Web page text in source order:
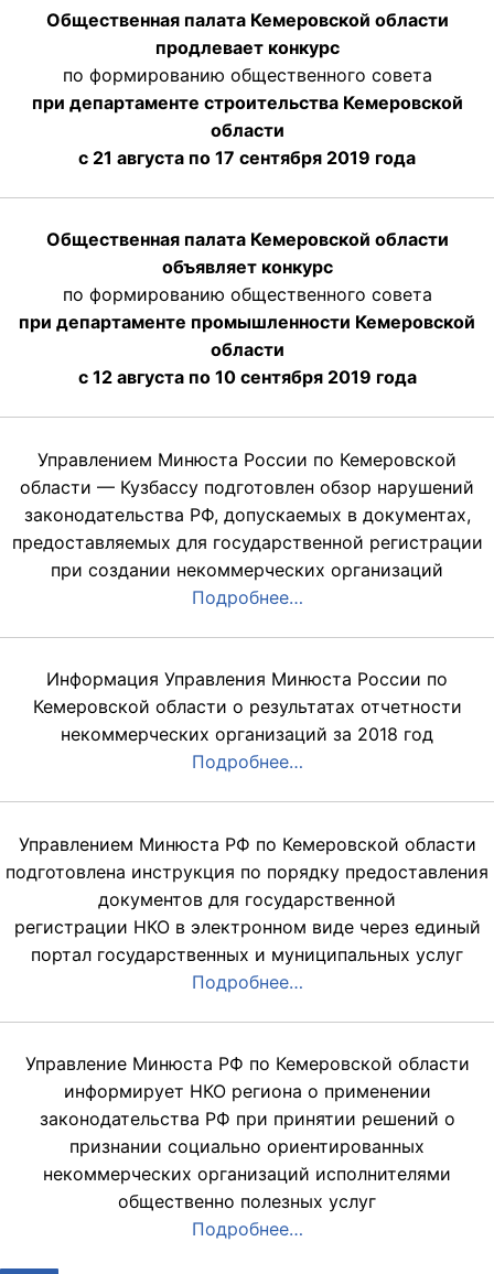
Общественная палата Кемеровской области
продлевает конкурс
по формированию общественного совета
при департаменте строительства Кемеровской
области
с 21 августа по 17 сентября 2019 года
Общественная палата Кемеровской области
объявляет конкурс
по формированию общественного совета
при департаменте промышленности Кемеровской
области
с 12 августа по 10 сентября 2019 года
Управлением Минюста России по Кемеровской
области — Кузбассу подготовлен обзор нарушений
законодательства РФ, допускаемых в документах,
предоставляемых для государственной регистрации
при создании некоммерческих организаций
Подробнее…
Информация Управления Минюста России по
Кемеровской области о результатах отчетности
некоммерческих организаций за 2018 год
Подробнее…
Управлением Минюста РФ по Кемеровской области
подготовлена инструкция по порядку предоставления
документов для государственной
регистрации НКО в электронном виде через единый
портал государственных и муниципальных услуг
Подробнее…
Управление Минюста РФ по Кемеровской области
информирует НКО региона о применении
законодательства РФ при принятии решений о
признании социально ориентированных
некоммерческих организаций исполнителями
общественно полезных услуг
Подробнее…